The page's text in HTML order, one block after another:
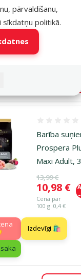
pārvaldīšanu,
sīkdatņu politikā.
Cena
13,99 €
Cena par 100 g:
Barība
Prospera
Maxi Adult,
Oriģinālā
13,99 €
Cena
10,98 €
Cena par
100 g: 0,4 €
Izdevīgi 🛍️